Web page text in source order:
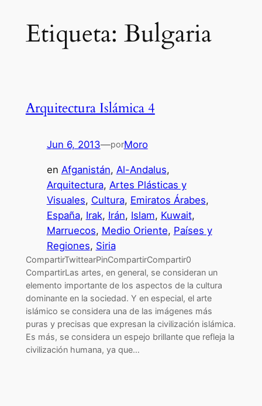
Etiqueta: Bulgaria
Arquitectura Islámica 4
Jun 6, 2013—porMoro
en Afganistán, Al-Andalus
Arquitectura, Artes Plásticas y
Visuales, Cultura, Emiratos Árabes
España, Irak, Irán, Islam, Kuwait
Marruecos, Medio Oriente, Países y
Regiones, Siria
CompartirTwittearPinCompartirCompartir0
CompartirLas artes, en general, se consideran un
elemento importante de los aspectos de la cultura
dominante en la sociedad. Y en especial, el arte
islámico se considera una de las imágenes más
puras y precisas que expresan la civilización islámica.
Es más, se considera un espejo brillante que refleja la
civilización humana, ya que…